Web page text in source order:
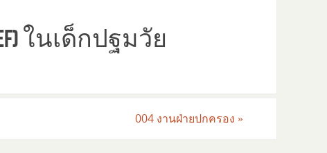
ในเด็กปฐมวัย
004 งานฝ่ายปกครอง »